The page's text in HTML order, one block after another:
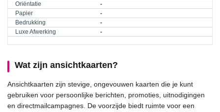
Oriëntatie
-
Papier
-
Bedrukking
-
Luxe Afwerking
-
Wat zijn ansichtkaarten?
Ansichtkaarten zijn stevige, ongevouwen kaarten die je kunt
gebruiken voor persoonlijke berichten, promoties, uitnodigingen
en directmailcampagnes. De voorzijde biedt ruimte voor een